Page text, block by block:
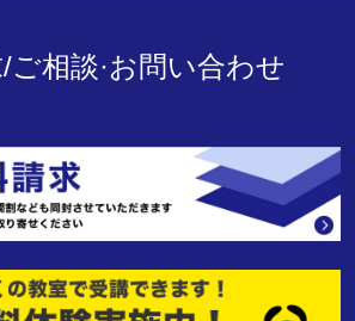
ご相談·お問い合わせ